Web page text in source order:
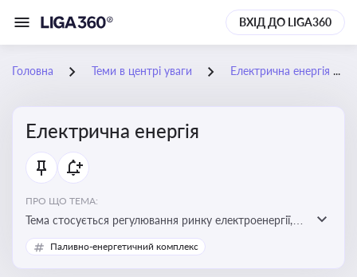
ВХІД ДО LIGA360
Головна Теми в центрі уваги Електрична енергія
Електрична енергія
ПРО ЩО ТЕМА:
Тема стосується регулювання ринку електроенергії,
включаючи її виробництво, постачання та фінансові
стимули для відновлюваної енергетики
Паливно-енергетичний комплекс